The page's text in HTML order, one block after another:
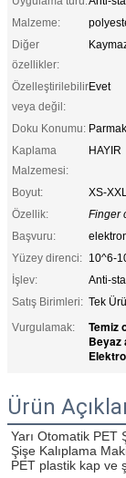
Malzeme:
Diğer
özellikler:
Özelleştirilebilir
veya değil:
Evet
Doku Konumu:
Kaplama
Malzemesi:
HAYIR
Boyut:
XS-
Özellik:
Finger
Başvuru:
Yüzey direnci: 10^6-
İşlev:
Anti-
Satış Birimleri: Tek
Vurgulamak:
Temiz
Beyaz
Ürün
Yarı Otomatik PET
Şişe Kalıplama
PET plastik kap ve